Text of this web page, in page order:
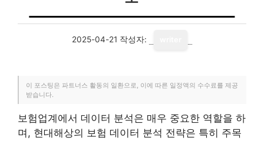
2025-04-21 작성자:
이 포스팅은 파트너스 활동의 일환으로, 이에 따른 일정액의 수수료를 제공
받습니다.
보험업계에서 데이터 분석은 매우 중요한 역할을 하
며, 현대해상의 보험 데이터 분석 전략은 특히 주목